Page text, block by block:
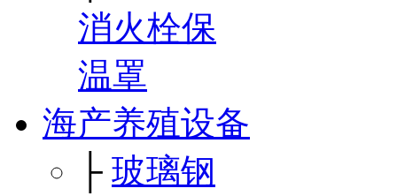
消火栓保
温罩
海产养殖设备
├ 玻璃钢